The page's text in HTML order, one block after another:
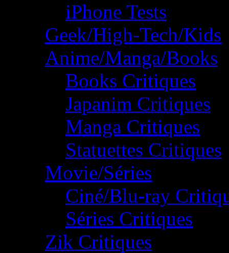
iPhone Tests
Geek/High-Tech/Kids
Anime/Manga/Books
Books Critiques
Japanim Critiques
Manga Critiques
Statuettes Critiques
Movie/Séries
Ciné/Blu-ray
Séries Critiques
Zik Critiques